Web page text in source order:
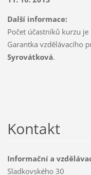
Další informace:
Počet účastníků kurzu je
Garantka vzdělávacího
Syrovátková.
Kontakt
Informační a
Sladkovského 30